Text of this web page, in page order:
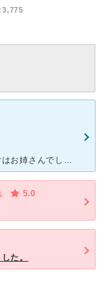
3,775
放射線科受診のため来院しました。最初の受付はお姉さんでしたが、2回目以降は診察券を機械に入れての受付でした。診察券を入れると、タブレットが出て来て、それに何階に来て！とか、もう少しで診察とか、指示が出
5.0
た。